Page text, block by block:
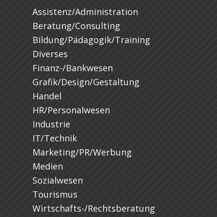
Assistenz/Administration
Beratung/Consulting
Bildung/Pädagogik/Training
Diverses
Finanz-/Bankwesen
Grafik/Design/Gestaltung
Handel
HR/Personalwesen
Industrie
IT/Technik
Marketing/PR/Werbung
Medien
Sozialwesen
Tourismus
Wirtschafts-/Rechtsberatung